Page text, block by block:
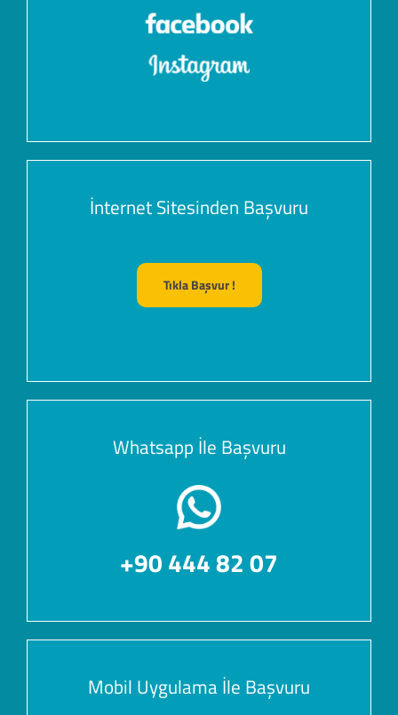
İnternet Sitesinden Başvuru
Tıkla Başvur !
Whatsapp İle Başvuru
+90 444 82 07
Mobil Uygulama İle Başvuru